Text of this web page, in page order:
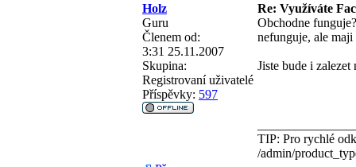
Holz
Re: Využíváte
Guru
Členem od:
3:31 25.11.2007
Skupina:
Registrovaní uživatelé
Příspěvky: 597
Obchodne
nefunguje, ale
Jiste bude i zalezet
TIP: Pro rychlé
/admin/